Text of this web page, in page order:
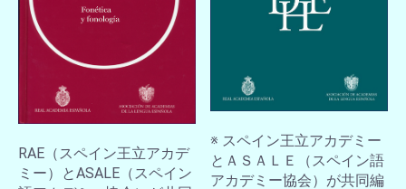
RAE（スペイン王立アカデ
ミー）とASALE（スペイン
※ スペイン王立アカデミー
とＡＳＡＬＥ（スペイン語
アカデミー協会）が共同編